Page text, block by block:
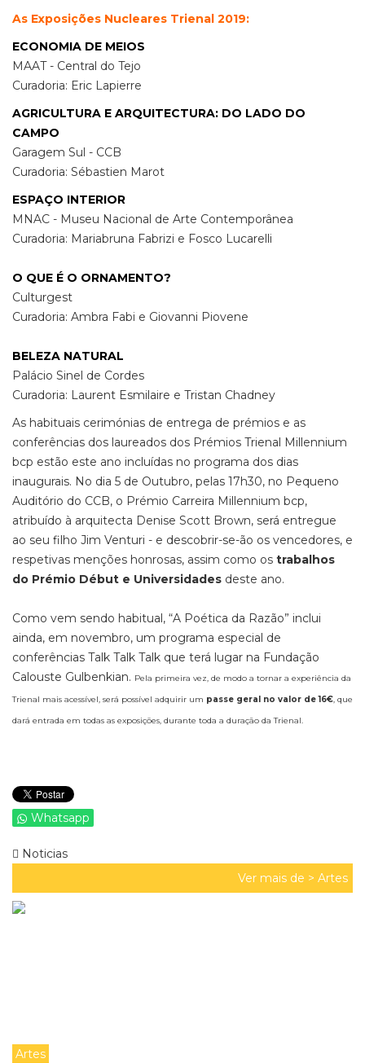
As Exposições Nucleares Trienal 2019:
ECONOMIA DE MEIOS
MAAT - Central do Tejo
Curadoria: Eric Lapierre
AGRICULTURA E ARQUITECTURA: DO LADO DO
CAMPO
Garagem Sul - CCB
Curadoria: Sébastien Marot
ESPAÇO INTERIOR
MNAC - Museu Nacional de Arte Contemporânea
Curadoria: Mariabruna Fabrizi e Fosco Lucarelli
O QUE É O ORNAMENTO?
Culturgest
Curadoria: Ambra Fabi e Giovanni Piovene
BELEZA NATURAL
Palácio Sinel de Cordes
Curadoria: Laurent Esmilaire e Tristan Chadney
As habituais cerimónias de entrega de prémios e as
conferências dos laureados dos Prémios Trienal Millennium
bcp estão este ano incluídas no programa dos dias
inaugurais. No dia 5 de Outubro, pelas 17h30, no Pequeno
Auditório do CCB, o Prémio Carreira Millennium bcp,
atribuído à arquitecta Denise Scott Brown, será entregue
ao seu filho Jim Venturi - e descobrir-se-ão os vencedores, e
respetivas menções honrosas, assim como os trabalhos
do Prémio Début e Universidades deste ano.
Como vem sendo habitual, “A Poética da Razão” inclui
ainda, em novembro, um programa especial de
conferências Talk Talk Talk que terá lugar na Fundação
Calouste Gulbenkian. Pela primeira vez, de modo a tornar a experiência da
Trienal mais acessível, será possível adquirir um passe geral no valor de 16€, que
dará entrada em todas as exposições, durante toda a duração da Trienal.
Whatsapp
Noticias
Ver mais de > Artes
Artes